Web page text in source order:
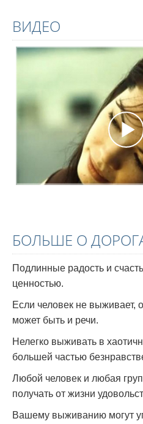
ВИДЕО
БОЛЬШЕ О
Подлинные радость и
ценностью.
Если человек не выживает,
может быть и речи.
Нелегко выживать в
большей частью
Любой человек и любая
получать от жизни
Вашему выживанию могут